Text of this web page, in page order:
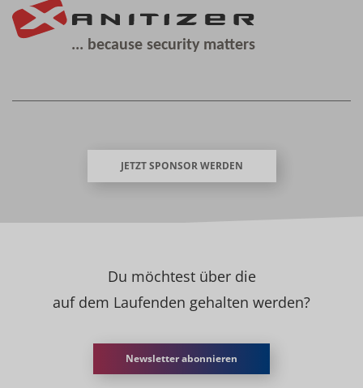
JETZT SPONSOR WERDEN
Du möchtest über die
auf dem Laufenden gehalten werden?
Newsletter abonnieren